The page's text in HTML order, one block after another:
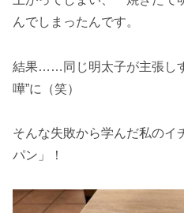
んでしまったんです。
結果……同じ明太子が主張し
嘩”に（笑）
そんな失敗から学んだ私のイ
パン」！